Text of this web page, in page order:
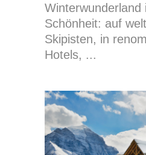
Winterwunderland
Schönheit: auf
Skipisten, in
Hotels,